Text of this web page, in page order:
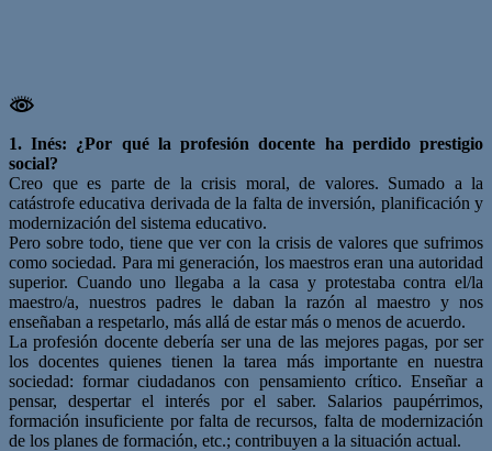
1. Inés: ¿Por qué la profesión docente ha perdido prestigio
social?
Creo que es parte de la crisis moral, de valores. Sumado a la
catástrofe educativa derivada de la falta de inversión, planificación y
modernización del sistema educativo.
Pero sobre todo, tiene que ver con la crisis de valores que sufrimos
como sociedad. Para mi generación, los maestros eran una autoridad
superior. Cuando uno llegaba a la casa y protestaba contra el/la
maestro/a, nuestros padres le daban la razón al maestro y nos
enseñaban a respetarlo, más allá de estar más o menos de acuerdo.
La profesión docente debería ser una de las mejores pagas, por ser
los docentes quienes tienen la tarea más importante en nuestra
sociedad: formar ciudadanos con pensamiento crítico. Enseñar a
pensar, despertar el interés por el saber. Salarios paupérrimos,
formación insuficiente por falta de recursos, falta de modernización
de los planes de formación, etc.; contribuyen a la situación actual.